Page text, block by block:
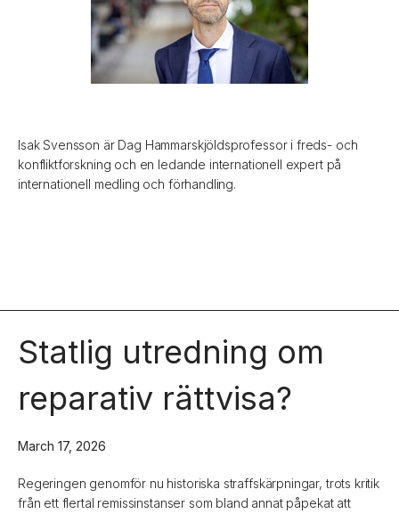
Isak Svensson är Dag Hammarskjöldsprofessor i freds- och
konfliktforskning och en ledande internationell expert på
internationell medling och förhandling.
Statlig utredning om
reparativ rättvisa?
March 17, 2026
Regeringen genomför nu historiska straffskärpningar, trots kritik
från ett flertal remissinstanser som bland annat påpekat att